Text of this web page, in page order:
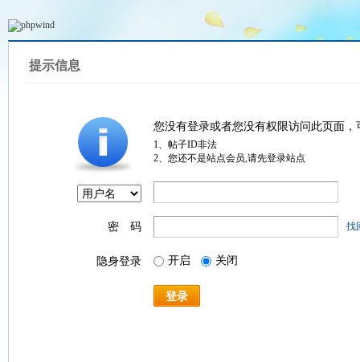
提示信息
您没有登录或者您没有权限访问此页面
1、帖子ID非法
2、您还不是站点会员,请先登录站点
密 码 找
隐身登录 开启 关闭
登录